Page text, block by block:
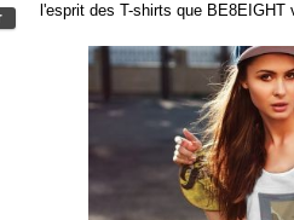
l'esprit des T-shirts que